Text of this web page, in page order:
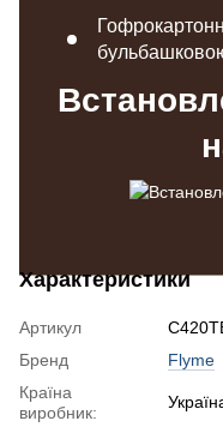
Характеристики
Артикул
Бренд
Flyme
Країна
виробник: